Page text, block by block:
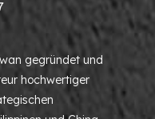
gegründet und
hochwertiger